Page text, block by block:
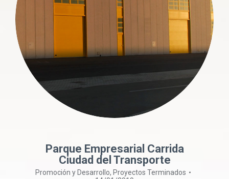
Parque Empresarial Carrida
Ciudad del Transporte
Promoción y Desarrollo, Proyectos Terminados